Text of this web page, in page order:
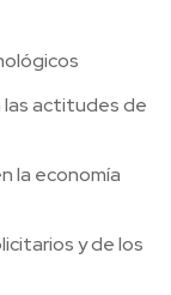
las actitudes de
la economía
y de los